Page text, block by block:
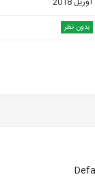
بدون نظر